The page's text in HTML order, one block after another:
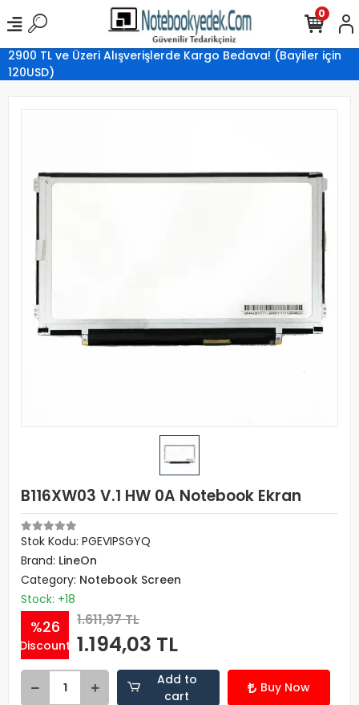
2900 TL ve Üzeri Alışverişlerde Kargo Bedava! (Bayiler için
120USD)
0
B116XW03 V.1 HW 0A Notebook Ekran
Stok Kodu: PGEVIPSGYQ
Brand: LineOn
Category: Notebook Screen
Stock: +18
%26
Discount
1.611,97 TL
1.194,03 TL
Add to
cart
Buy Now